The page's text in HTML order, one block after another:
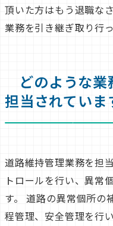
頂いた方はもう退職な
業務を引き継ぎ取り行
どのような業
担当されていま
道路維持管理業務を担
トロールを行い、異常
す。
道路の異常個所の
程管理、安全管理を行い